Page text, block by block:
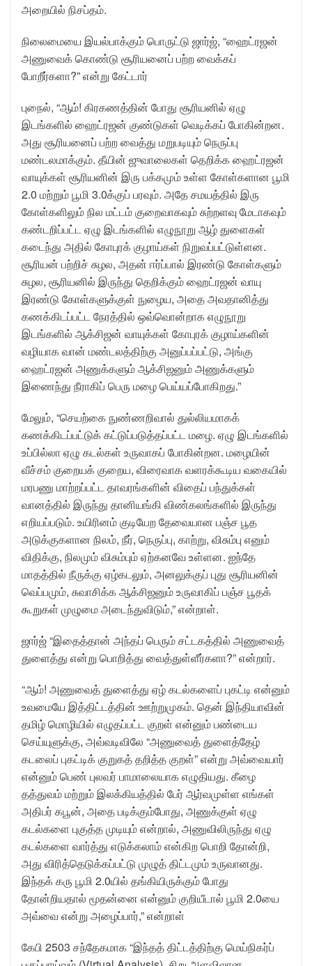
அறையில் நிசப்தம்.
நிலைமையை இயல்பாக்கும் பொருட்டு ஜார்ஜ், “ஹைட்ரஜன்
அணுவைக் கொண்டு சூரியனைப் பற்ற வைக்கப்
போறீர்களா?” என்று கேட்டார்
புநைல், “ஆம்! கிரகணத்தின் போது சூரியனில் ஏழு
இடங்களில் ஹைட்ரஜன் குண்டுகள் வெடிக்கப் போகின்றன.
அது சூரியனைப் பற்ற வைத்து மறுபடியும் நெருப்பு
மண்டலமாக்கும். தீயின் ஜுவாலைகள் தெறிக்க ஹைட்ரஜன்
வாயுக்கள் சூரியனின் இரு பக்கமும் உள்ள கோள்களான பூமி
2.0 மற்றும் பூமி 3.0க்குப் பரவும். அதே சமயத்தில் இரு
கோள்களிலும் நில மட்டம் குறைவாகவும் சுற்றளவு மேடாகவும்
கண்டறிப்பட்ட ஏழு இடங்களில் எழுநூறு ஆழ் துளைகள்
கடைந்து அதில் கோபுரக் குழாய்கள் நிறுவப்பட்டுள்ளன.
சூரியன் பற்றிச் சுழல, அதன் ஈர்ப்பால் இரண்டு கோள்களும்
சுழல, சூரியனில் இருந்து தெறிக்கும் ஹைட்ரஜன் வாயு
இரண்டு கோள்களுக்குள் நுழைய, அதை அவதானித்து
கணக்கிடப்பட்ட நேரத்தில் ஒவ்வொன்றாக எழுநூறு
இடங்களில் ஆக்சிஜன் வாயுக்கள் கோபுரக் குழாய்களின்
வழியாக வான் மண்டலத்திற்கு அனுப்பப்பட்டு, அங்கு
ஹைட்ரஜன் அணுக்களும் ஆக்சிஜனும் அணுக்களும்
இணைந்து நீராகிப் பெரு மழை பெய்யப்போகிறது.”
மேலும், “செயற்கை நுண்ணறிவால் துல்லியமாகக்
கணக்கிடப்பட்டுக் கட்டுப்படுத்தப்பட்ட மழை. ஏழு இடங்களில்
உப்பில்லா ஏழு கடல்கள் உருவாகப் போகின்றன. மழையின்
வீச்சம் குறையக் குறைய, விரைவாக வளரக்கூடிய வகையில்
மரபணு மாற்றப்பட்ட தாவரங்களின் விதைப் பந்துக்கள்
வானத்தில் இருந்து தானியங்கி விண்கலங்களில் இருந்து
எறியப்படும். உயிரினம் குடியேற தேவையான பஞ்ச பூத
அடுக்குகளான நிலம், நீர், நெருப்பு, காற்று, விசும்பு எனும்
விதிக்கு, நிலமும் விசும்பும் ஏற்கனவே உள்ளன. ஐந்தே
மாதத்தில் நீருக்கு ஏழ்கடலும், அனலுக்குப் புது சூரியனின்
வெப்பமும், சுவாசிக்க ஆக்சிஜனும் உருவாகிப் பஞ்ச பூதக்
கூறுகள் முழுமை அடைந்துவிடும்,” என்றாள்.
ஜார்ஜ் “இதைத்தான் அந்தப் பெரும் சட்டகத்தில் அணுவைத்
துளைத்து என்று பொறித்து வைத்துள்ளீர்களா?” என்றார்.
“ஆம்! அணுவைத் துளைத்து ஏழ் கடல்களைப் புகட்டி என்னும்
உவமையே இத்திட்டத்தின் ஊற்றுமுகம். தென் இந்தியாவின்
தமிழ் மொழியில் எழுதப்பட்ட குறள் என்னும் பண்டைய
செய்யுளுக்கு, அவ்வடிவிலே “அணுவைத் துளைத்தேழ்
கடலைப் புகட்டிக் குறுகத் தறித்த குறள்” என்று அவ்வையார்
என்னும் பெண் புலவர் பாமாலையாக எழுதியது. கீழை
தத்துவம் மற்றும் இலக்கியத்தில் பேர் ஆர்வமுள்ள எங்கள்
அதிபர் கபூன், அதை படிக்கும்போது, அணுக்குள் ஏழு
கடல்களை புகுத்த முடியும் என்றால், அணுவிலிருந்து ஏழு
கடல்களை வார்த்து எடுக்கலாம் என்கிற பொறி தோன்றி,
அது விரித்தெடுக்கப்பட்டு முழுத் திட்டமும் உருவானது.
இந்தக் கரு பூமி 2.0யில் தங்கியிருக்கும் போது
தோன்றியதால் மூதன்னை என்னும் குறியீடால் பூமி 2.0யை
அவ்வை என்று அழைப்பார்,” என்றாள்
கேபி 2503 சந்தேகமாக “இந்தத் திட்டத்திற்கு மெய்நிகர்ப்